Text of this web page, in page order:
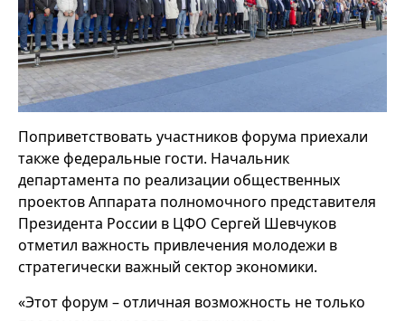
Поприветствовать участников форума приехали
также федеральные гости. Начальник
департамента по реализации общественных
проектов Аппарата полномочного представителя
Президента России в ЦФО Сергей Шевчуков
отметил важность привлечения молодежи в
стратегически важный сектор экономики.
«Этот форум – отличная возможность не только